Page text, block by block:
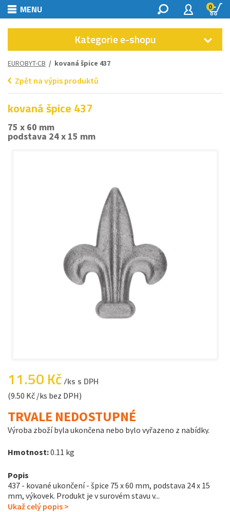
MENU 0
Kategorie e-shopu
EUROBYT-CB / kovaná špice 437
Zpět na výpis produktů
kovaná špice 437
75 x 60 mm
podstava 24 x 15 mm
11.50 Kč/ks s DPH
(9.50 Kč /ks bez DPH)
TRVALE NEDOSTUPNÉ
Výroba zboží byla ukončena nebo bylo vyřazeno z nabídky.
Hmotnost:0.11 kg
Popis
437 - kované ukončení - špice 75 x 60 mm, podstava 24 x 15
mm, výkovek. Produkt je v surovém stavu v...
Ukaž celý popis >